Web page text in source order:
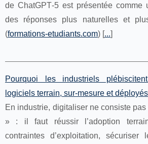
de ChatGPT‑5 est présentée comme
des réponses plus naturelles et
(formations-etudiants.com) [...]
Pourquoi les industriels
logiciels terrain, sur-mesure et
En industrie, digitaliser ne consiste pas
» : il faut réussir l’adoption
contraintes d’exploitation, sécuriser